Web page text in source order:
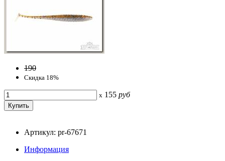
190
Скидка 18%
x 155 руб
Артикул: pr-67671
Информация